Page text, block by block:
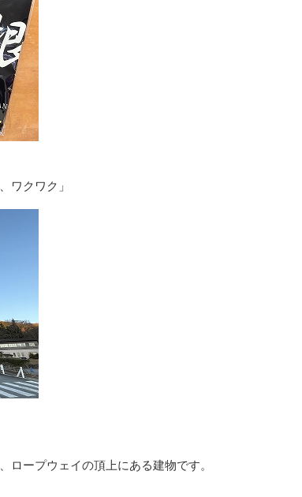
ワクワク」
ロープウェイの頂上にある建物です。